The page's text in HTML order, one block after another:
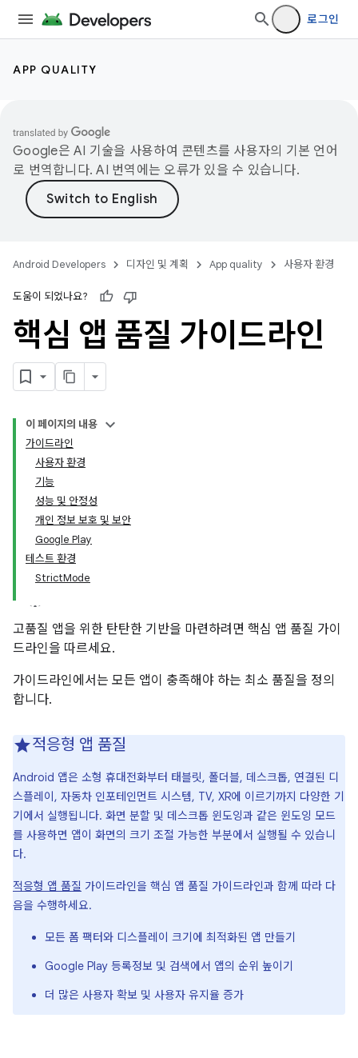
로그인
APP QUALITY
Google은 AI 기술을 사용하여 콘텐츠를 사용자의 기본 언어
로 번역합니다. AI 번역에는 오류가 있을 수 있습니다.
Android Developers 디자인 및 계획 App quality 사용자 환경
도움이 되었나요?
핵심 앱 품질 가이드라인
이 페이지의 내용
가이드라인
사용자 환경
기능
성능 및 안정성
개인 정보 보호 및 보안
Google Play
테스트 환경
StrictMode
고품질 앱을 위한 탄탄한 기반을 마련하려면 핵심 앱 품질 가이
드라인을 따르세요.
가이드라인에서는 모든 앱이 충족해야 하는 최소 품질을 정의
합니다.
적응형 앱 품질
Android 앱은 소형 휴대전화부터 태블릿, 폴더블, 데스크톱, 연결된 디
스플레이, 자동차 인포테인먼트 시스템, TV, XR에 이르기까지 다양한 기
기에서 실행됩니다. 화면 분할 및 데스크톱 윈도잉과 같은 윈도잉 모드
를 사용하면 앱이 화면의 크기 조절 가능한 부분에서 실행될 수 있습니
다.
적응형 앱 품질 가이드라인을 핵심 앱 품질 가이드라인과 함께 따라 다
음을 수행하세요.
모든 폼 팩터와 디스플레이 크기에 최적화된 앱 만들기
Google Play 등록정보 및 검색에서 앱의 순위 높이기
더 많은 사용자 확보 및 사용자 유지율 증가